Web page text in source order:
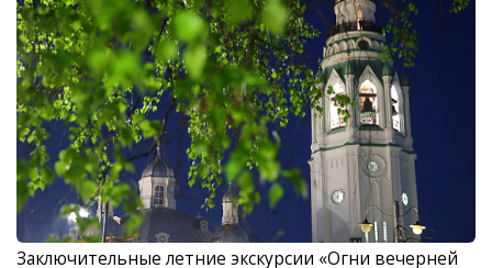
Заключительные летние экскурсии «Огни вечерней